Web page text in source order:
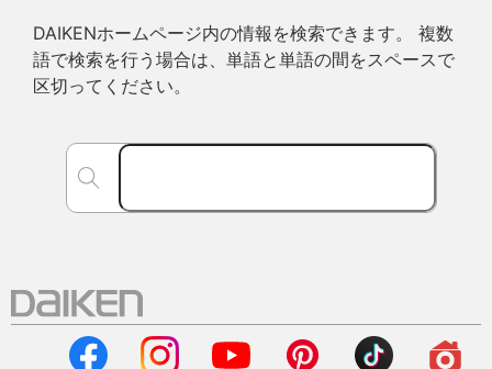
DAIKENホームページ内の情報を検索できます。 複数
語で検索を行う場合は、単語と単語の間をスペースで
区切ってください。